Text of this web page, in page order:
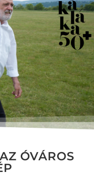
ÓVÁROS